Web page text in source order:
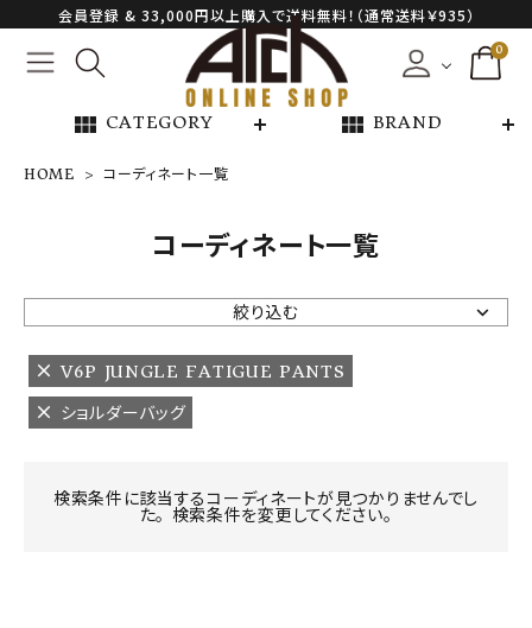
会員登録 & 33,000円以上購入で送料無料！（通常送料￥935）
0
view_module CATEGORY view_module BRAND
NEW ARRIVAL
ARCH EXCLUSIVE
BRAND
CATEGORY
HOME コーディネート一覧
コーディネート一覧
絞り込む
V6P JUNGLE FATIGUE PANTS
ショルダーバッグ
検索条件に該当するコーディネートが見つかりませんでし
た。 検索条件を変更してください。